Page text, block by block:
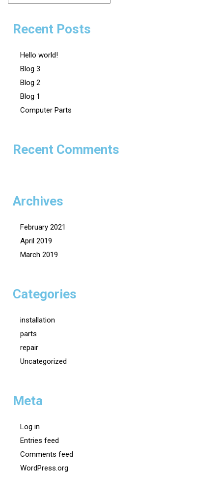
Recent Posts
Hello world!
Blog 3
Blog 2
Blog 1
Computer Parts
Recent Comments
Archives
February 2021
April 2019
March 2019
Categories
installation
parts
repair
Uncategorized
Meta
Log in
Entries feed
Comments feed
WordPress.org